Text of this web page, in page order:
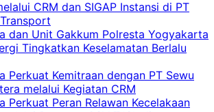
CRM dan SIGAP Instansi di PT
dan Unit Gakkum Polresta Yogyakarta
Tingkatkan Keselamatan Berlalu
Perkuat Kemitraan dengan PT Sewu
melalui Kegiatan CRM
Perkuat Peran Relawan Kecelakaan